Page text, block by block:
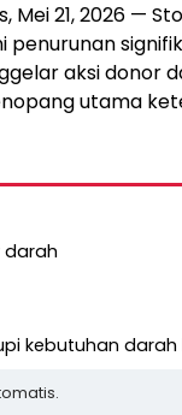
Mei 21, 2026 —
penurunan
aksi donor
utama
darah
kebutuhan darah